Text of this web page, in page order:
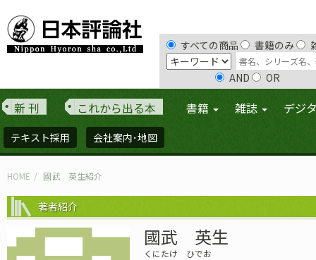
すべての商品 書籍のみ
AND OR
新 刊 これから出る本 書籍 雑誌 デジ
テキスト採用 会社案内･地図
HOME 國武 英生紹介
著者紹介
國武 英生
くにたけ ひでお